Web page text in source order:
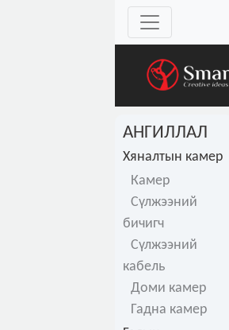
АНГИЛЛАЛ
Хяналтын камер
Камер
Сүлжээний
бичигч
Сүлжээний
кабель
Доми камер
Гадна камер